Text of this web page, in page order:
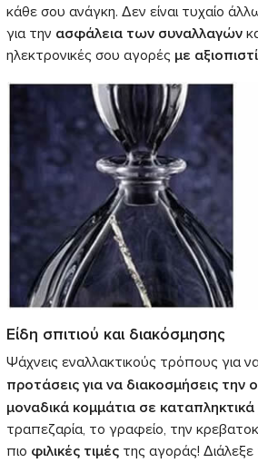
κάθε σου ανάγκη. Δεν είναι τυχαίο
για την ασφάλεια των συναλλαγών
ηλεκτρονικές σου αγορές με
Είδη σπιτιού και διακόσμησης
Ψάχνεις εναλλακτικούς τρόπους για
προτάσεις για να διακοσμήσεις την
μοναδικά κομμάτια σε
τραπεζαρία, το γραφείο, την
πιο φιλικές τιμέςτης αγοράς! Διάλεξε